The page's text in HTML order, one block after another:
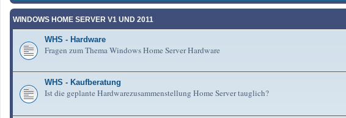
WINDOWS HOME SERVER V1 UND 2011
WHS - Hardware
Fragen zum Thema Windows Home Server Hardware
WHS - Kaufberatung
Ist die geplante Hardwarezusammenstellung Home Server tauglich?